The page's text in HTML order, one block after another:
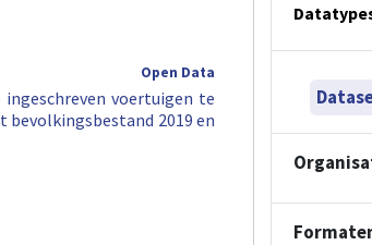
Open Data
voertuigen te
2019 en